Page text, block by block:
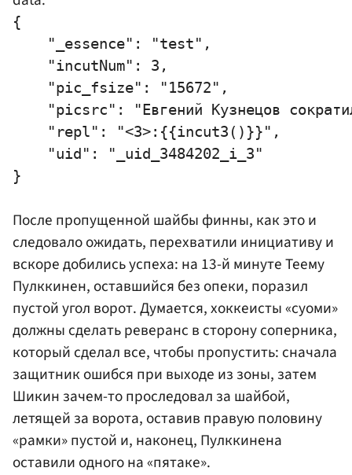
{
    "_essence": "test",
    "incutNum": 3,
    "pic_fsize": "15672",
"picsrc": "Евгений Кузнецов
    "repl": "<3>:{{incut3()}}",
    "uid": "_uid_3484202_i_3"
После пропущенной шайбы финны, как это и
следовало ожидать, перехватили инициативу и
вскоре добились успеха: на 13-й минуте Теему
Пулккинен, оставшийся без опеки, поразил
пустой угол ворот. Думается, хоккеисты «суоми»
должны сделать реверанс в сторону соперника,
который сделал все, чтобы пропустить: сначала
защитник ошибся при выходе из зоны, затем
Шикин зачем-то проследовал за шайбой,
летящей за ворота, оставив правую половину
«рамки» пустой и, наконец, Пулккинена
оставили одного на «пятаке».